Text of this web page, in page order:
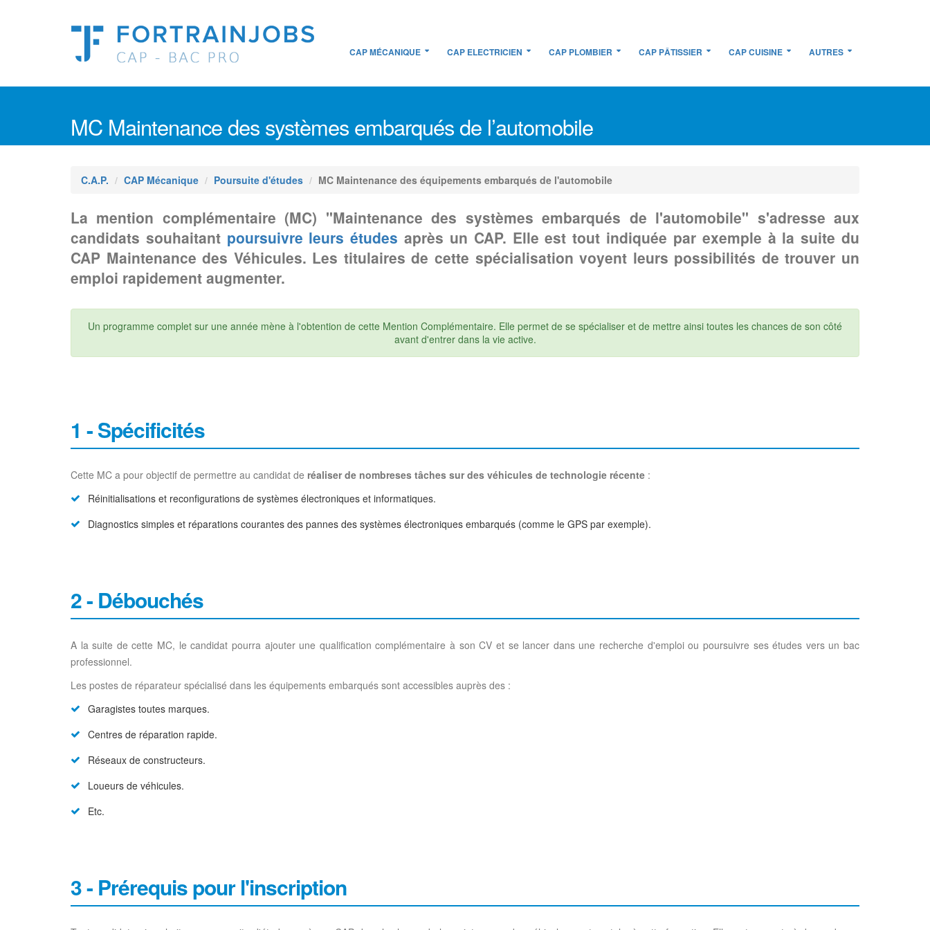
CAP MÉCANIQUE CAP ELECTRICIEN CAP PLOMBIER CAP PÂTISSIER CAP CUISINE AUTRES
MC Maintenance des systèmes embarqués de l’automobile
C.A.P. CAP Mécanique Poursuite d'études MC Maintenance des équipements embarqués de l'automobile
La mention complémentaire (MC) "Maintenance des systèmes embarqués de l'automobile" s'adresse aux
candidats souhaitant poursuivre leurs études après un CAP. Elle est tout indiquée par exemple à la suite du
CAP Maintenance des Véhicules. Les titulaires de cette spécialisation voyent leurs possibilités de trouver un
emploi rapidement augmenter.
Un programme complet sur une année mène à l'obtention de cette Mention Complémentaire. Elle permet de se spécialiser et de mettre ainsi toutes les chances de son côté
avant d'entrer dans la vie active.
1 - Spécificités
Cette MC a pour objectif de permettre au candidat de réaliser de nombreses tâches sur des véhicules de technologie récente :
Réinitialisations et reconfigurations de systèmes électroniques et informatiques.
Diagnostics simples et réparations courantes des pannes des systèmes électroniques embarqués (comme le GPS par exemple).
2 - Débouchés
A la suite de cette MC, le candidat pourra ajouter une qualification complémentaire à son CV et se lancer dans une recherche d'emploi ou poursuivre ses études vers un bac
professionnel.
Les postes de réparateur spécialisé dans les équipements embarqués sont accessibles auprès des :
Garagistes toutes marques.
Centres de réparation rapide.
Réseaux de constructeurs.
Loueurs de véhicules.
Etc.
3 - Prérequis pour l'inscription